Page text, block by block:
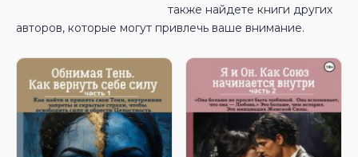
также найдете книги других
авторов, которые могут привлечь ваше внимание.